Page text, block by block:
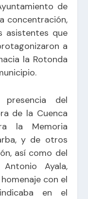
de
concentración,
asistentes que
a
la Rotonda
del
de la Cuenca
la Memoria
y de otros
así como del
Ayala,
con el
en el